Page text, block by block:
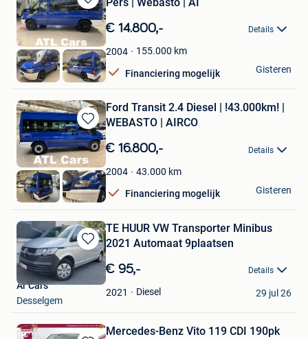
Bewaren
in
Mijn
Favorieten
€ 14.800,- Details
2004 155.000 km
Financiering mogelijk
ATL Cars
Hasselt
Gisteren
Bewaren
in
Mijn
Favorieten
Ford Transit 2.4 Diesel | !43.000km! |
WEBASTO | AIRCO
€ 16.800,- Details
2004 43.000 km
Financiering mogelijk
ATL Cars
Hasselt
Gisteren
Bewaren
in
Mijn
Favorieten
TE HUUR VW Transporter Minibus
2021 Automaat 9plaatsen
€ 95,- Details
2021 Diesel
Ar Cars
Desselgem
29 jul 26
Mercedes-Benz Vito 119 CDI 190pk